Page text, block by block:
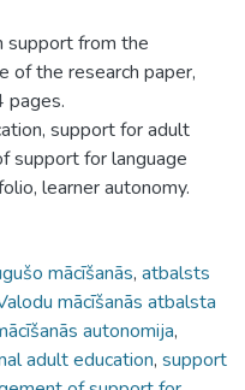
support from the
of the research paper,
pages.
support for adult
support for language
learner autonomy.
mācīšanās, atbalsts
mācīšanās atbalsta
autonomija,
adult education, support